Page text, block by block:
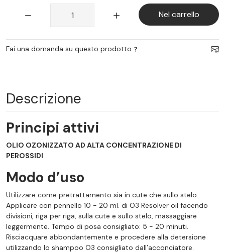
Nel carrello
Fai una domanda su questo prodotto
Descrizione
Principi attivi
OLIO OZONIZZATO AD ALTA CONCENTRAZIONE DI
PEROSSIDI
Modo d’uso
Utilizzare come pretrattamento sia in cute che sullo stelo.
Applicare con pennello 10 - 20 ml. di O3 Resolver oil facendo
divisioni, riga per riga, sulla cute e sullo stelo, massaggiare
leggermente. Tempo di posa consigliato: 5 - 20 minuti.
Risciacquare abbondantemente e procedere alla detersione
utilizzando lo shampoo O3 consigliato dall’acconciatore.